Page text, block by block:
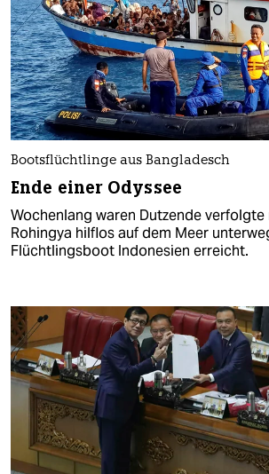
Bootsflüchtlinge aus Bangladesch
Ende einer Odyssee
Wochenlang waren Dutzende
Rohingya hilflos auf dem Meer
Flüchtlingsboot Indonesien erreicht.